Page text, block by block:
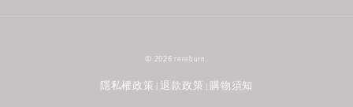
© 2026 rereburn.
隱私權政策 | 退款政策 | 購物須知